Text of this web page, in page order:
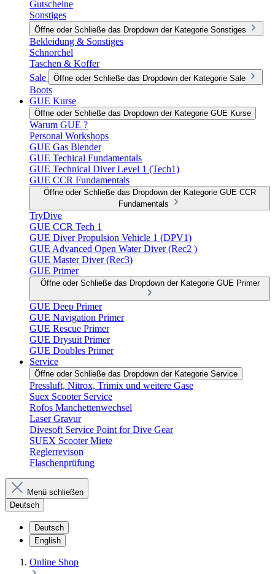
Gutscheine
Sonstiges
Öffne oder Schließe das Dropdown der Kategorie Sonstiges
Bekleidung & Sonstiges
Schnorchel
Taschen & Koffer
Sale
Öffne oder Schließe das Dropdown der Kategorie Sale
Boots
GUE Kurse
Öffne oder Schließe das Dropdown der Kategorie GUE Kurse
Warum GUE ?
Personal Workshops
GUE Gas Blender
GUE Techical Fundamentals
GUE Technical Diver Level 1 (Tech1)
GUE CCR Fundamentals
Öffne oder Schließe das Dropdown der Kategorie GUE CCR
Fundamentals
TryDive
GUE CCR Tech 1
GUE Diver Propulsion Vehicle 1 (DPV1)
GUE Advanced Open Water Diver (Rec2 )
GUE Master Diver (Rec3)
GUE Primer
Öffne oder Schließe das Dropdown der Kategorie GUE Primer
GUE Deep Primer
GUE Navigation Primer
GUE Rescue Primer
GUE Drysuit Primer
GUE Doubles Primer
Service
Öffne oder Schließe das Dropdown der Kategorie Service
Pressluft, Nitrox, Trimix und weitere Gase
Suex Scooter Service
Rofos Manchettenwechsel
Laser Gravur
Divesoft Service Point for Dive Gear
SUEX Scooter Miete
Reglerrevison
Flaschenprüfung
Menü schließen
Deutsch
Deutsch
English
Online Shop